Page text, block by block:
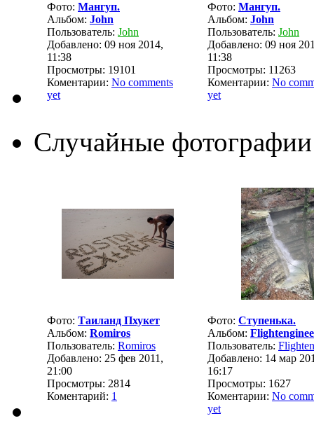
Фото: Мангуп.
Альбом: John
Пользователь: John
Добавлено: 09 ноя 2014,
11:38
Просмотры: 19101
Коментарии: No comments
yet
Фото: Мангуп.
Альбом: John
Пользователь: John
Добавлено: 09 ноя
11:38
Просмотры: 11263
Коментарии: No
yet
Случайные фотографии
Фото: Таиланд Пхукет
Альбом: Romiros
Пользователь: Romiros
Добавлено: 25 фев 2011,
21:00
Просмотры: 2814
Коментарий: 1
Фото: Ступенька.
Альбом:
Пользователь:
Добавлено: 14 мар
16:17
Просмотры: 1627
Коментарии: No
yet